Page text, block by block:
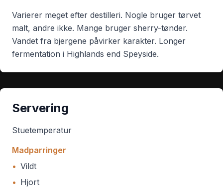
Varierer meget efter destilleri. Nogle bruger tørvet
malt, andre ikke. Mange bruger sherry-tønder.
Vandet fra bjergene påvirker karakter. Longer
fermentation i Highlands end Speyside.
Servering
Stuetemperatur
Madparringer
• Vildt
• Hjort